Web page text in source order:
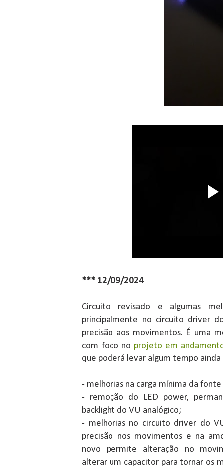
*** 12/09/2024
Circuito revisado e algumas
principalmente no circuito driver
precisão aos movimentos. É uma
com foco no projeto em
que poderá levar algum tempo ainda
- melhorias na carga mínima da
- remoção do LED power,
backlight do VU analógico;
- melhorias no circuito driver do
precisão nos movimentos e na
novo permite alteração no
alterar um capacitor para tornar os